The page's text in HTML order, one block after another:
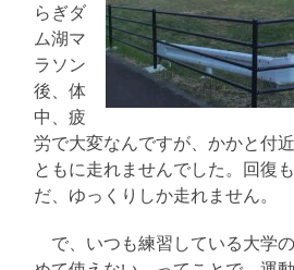
らぎダ
ム湖マ
ラソン
後、体
中、疲
労で大変なんですが、かかと付
ともに走れませんでした。回復
だ、ゆっくりしか走れません。
で、いつも練習している大学